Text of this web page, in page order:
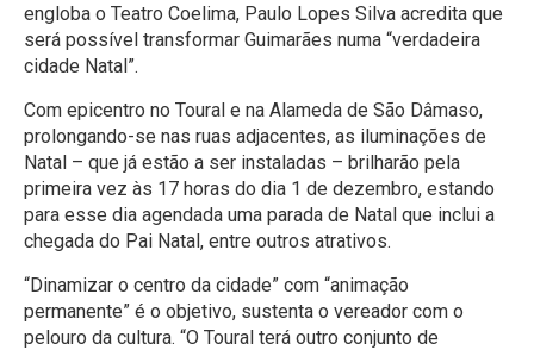
engloba o Teatro Coelima, Paulo Lopes Silva acredita que
será possível transformar Guimarães numa “verdadeira
cidade Natal”.
Com epicentro no Toural e na Alameda de São Dâmaso,
prolongando-se nas ruas adjacentes, as iluminações de
Natal – que já estão a ser instaladas – brilharão pela
primeira vez às 17 horas do dia 1 de dezembro, estando
para esse dia agendada uma parada de Natal que inclui a
chegada do Pai Natal, entre outros atrativos.
“Dinamizar o centro da cidade” com “animação
permanente” é o objetivo, sustenta o vereador com o
pelouro da cultura. “O Toural terá outro conjunto de